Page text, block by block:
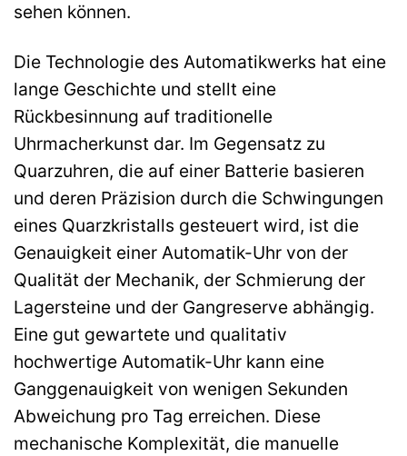
sehen können.
Die Technologie des Automatikwerks hat eine
lange Geschichte und stellt eine
Rückbesinnung auf traditionelle
Uhrmacherkunst dar. Im Gegensatz zu
Quarzuhren, die auf einer Batterie basieren
und deren Präzision durch die Schwingungen
eines Quarzkristalls gesteuert wird, ist die
Genauigkeit einer Automatik-Uhr von der
Qualität der Mechanik, der Schmierung der
Lagersteine und der Gangreserve abhängig.
Eine gut gewartete und qualitativ
hochwertige Automatik-Uhr kann eine
Ganggenauigkeit von wenigen Sekunden
Abweichung pro Tag erreichen. Diese
mechanische Komplexität, die manuelle